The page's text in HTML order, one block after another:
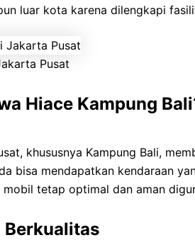
luar kota karena dilengkapi
Pusat
Hiace Kampung
khususnya Kampung Bali,
bisa mendapatkan kendaraan
tetap optimal dan aman
Berkualitas